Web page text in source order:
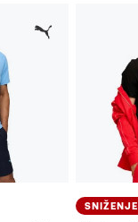
SNIŽENJE